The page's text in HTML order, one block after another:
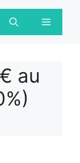
Menu
au